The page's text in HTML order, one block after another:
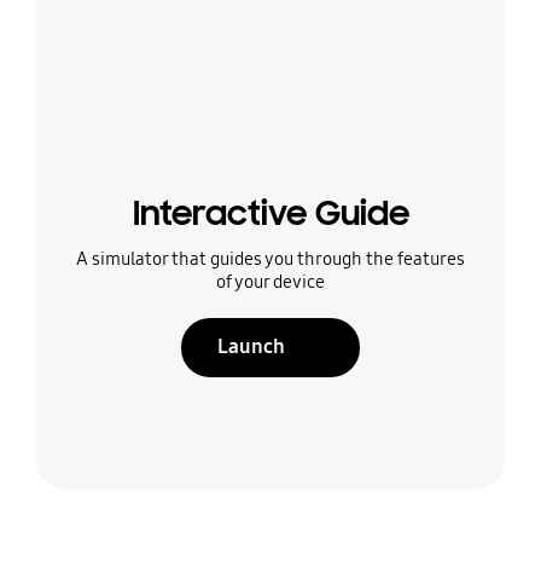
Interactive Guide
A simulator that guides you through the features
of your device
Launch